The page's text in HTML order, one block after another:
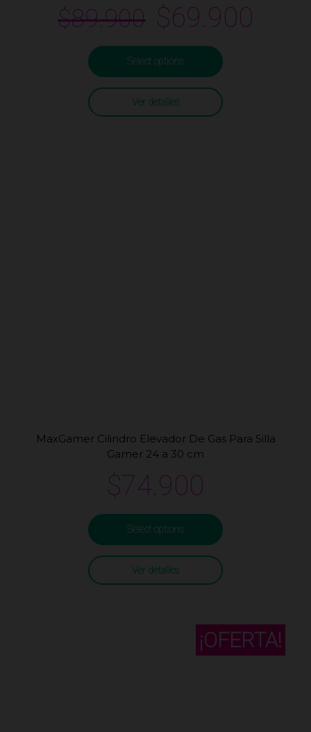
$89.900 $69.900
Select options
Ver detalles
MaxGamer Cilindro Elevador De Gas Para Silla
Gamer 24 a 30 cm
$74.900
Select options
Ver detalles
¡OFERTA!